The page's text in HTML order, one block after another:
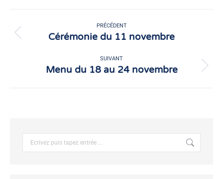
article
PRÉCÉDENT
Article
Cérémonie du 11 novembre
SUIVANT
Article
Menu du 18 au 24 novembre